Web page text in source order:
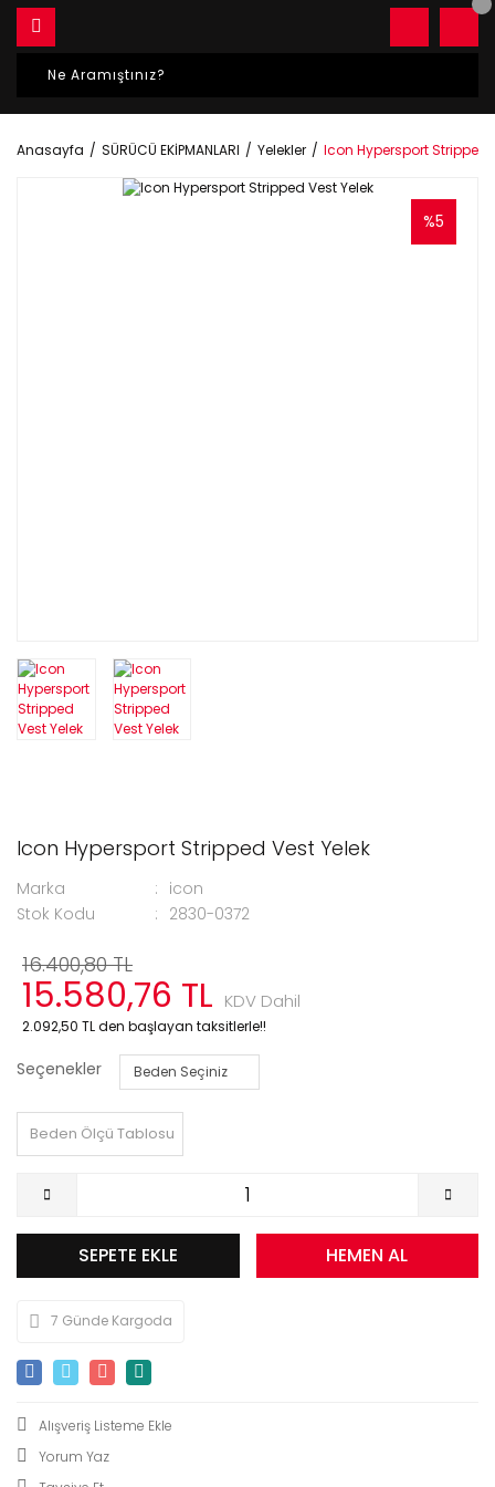
Anasayfa SÜRÜCÜ EKİPMANLARI Yelekler Icon Hypersport Stripped
%5
Icon Hypersport Stripped Vest Yelek
Marka
icon
Stok Kodu
2830-0372
16.400,80 TL
15.580,76 TL KDV Dahil
2.092,50 TL den başlayan taksitlerle!!
Seçenekler
Beden Ölçü Tablosu
SEPETE EKLE HEMEN AL
7 Günde Kargoda
Yorum Yaz